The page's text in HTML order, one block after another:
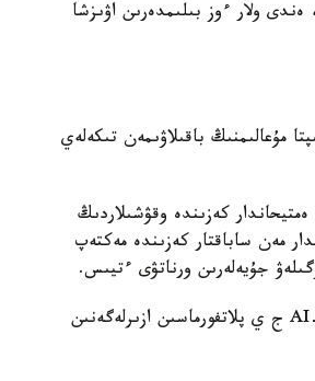
ەندى ولار ءوز بىلىمدەرىن اۋىزشا
مۇعالىمنىڭ باقىلاۋىمەن تىكەلەي
كەزىندە وقۋشىلاردىڭ
مەن ساباقتار كەزىندە مەكتەپ
جۇيەلەرىن ورناتۋى ءتيىس.
وسىعان دەيىن QyzPU ستۋدەنتتەرى پەداگوگتەرگە ارنالعان AI- Lesson Study ج ي پلاتفورماسىن ازىرلەگەنىن